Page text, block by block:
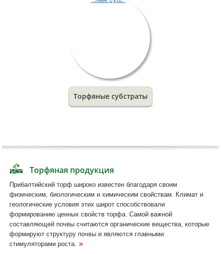
Торфяные субстраты
Торфяная продукция
Прибалтийский торф широко известен благодаря своим
физическим, биологическим и химическим свойствам. Климат и
геологические условия этих широт способствовали
формированию ценных свойств торфа. Самой важной
составляющей почвы считаются органические вещества, которые
формируют структуру почвы и являются главными
стимуляторами роста.